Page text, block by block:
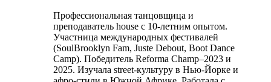
Профессиональная танцовщица и
преподаватель house с 10-летним опытом.
Участница международных фестивалей
(SoulBrooklyn Fam, Juste Debout, Boot Dance
Camp). Победитель Reforma Champ–2023 и
2025. Изучала street-культуру в Нью-Йорке и